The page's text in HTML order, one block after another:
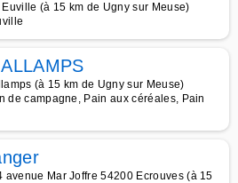
(à 15 km de Ugny sur Meuse)
(à 15 km de Ugny sur Meuse)
de campagne, Pain aux céréales, Pain
avenue Mar Joffre 54200 Ecrouves (à 15